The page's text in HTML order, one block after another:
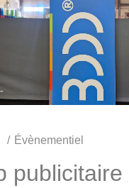
Évènementiel
publicitaire